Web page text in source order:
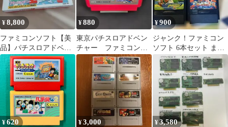
¥8,800
ファミコンソフト【美
品】パチスロアドベン
チャー2
¥880
東京パチスロアドベン
チャー ファミコンソ
フト
¥900
ジャンク！ファミコン
ソフト 6本セット まと
め売り
¥620 ¥3,000 ¥3,580